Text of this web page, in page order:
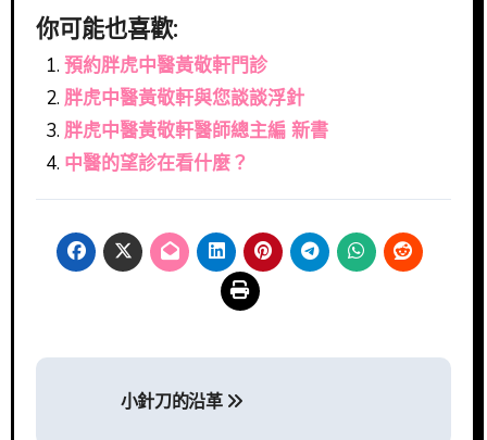
你可能也喜歡:
預約胖虎中醫黃敬軒門診
胖虎中醫黃敬軒與您談談浮針
胖虎中醫黃敬軒醫師總主編 新書
中醫的望診在看什麼？
文
小針刀的沿革